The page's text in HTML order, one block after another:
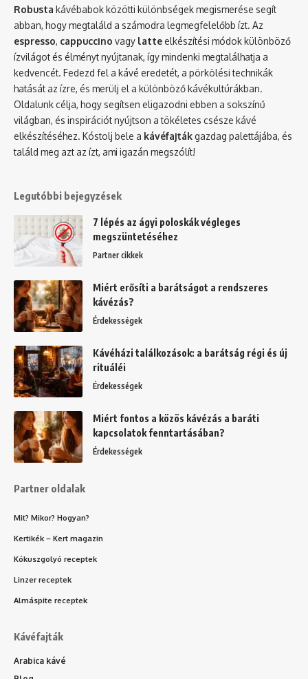
Robusta kávébabok közötti különbségek megismerése segít
abban, hogy megtaláld a számodra legmegfelelőbb ízt. Az
espresso, cappuccino vagy latte elkészítési módok különböző
ízvilágot és élményt nyújtanak, így mindenki megtalálhatja a
kedvencét. Fedezd fel a kávé eredetét, a pörkölési technikák
hatását az ízre, és merülj el a különböző kávékultúrákban.
Oldalunk célja, hogy segítsen eligazodni ebben a sokszínű
világban, és inspirációt nyújtson a tökéletes csésze kávé
elkészítéséhez. Kóstolj bele a kávéfajtákgazdag palettájába, és
találd meg azt az ízt, ami igazán megszólít!
Legutóbbi bejegyzések
7 lépés az ágyi poloskák végleges
megszüntetéséhez
Partner cikkek
Miért erősíti a barátságot a rendszeres
kávézás?
Érdekességek
Kávéházi találkozások: a barátság régi és új
rituáléi
Érdekességek
Miért fontos a közös kávézás a baráti
kapcsolatok fenntartásában?
Érdekességek
Partner oldalak
Mit? Mikor? Hogyan?
Kertikék – Kert magazin
Kókuszgolyó receptek
Linzer receptek
Almáspite receptek
Kávéfajták
Arabica kávé